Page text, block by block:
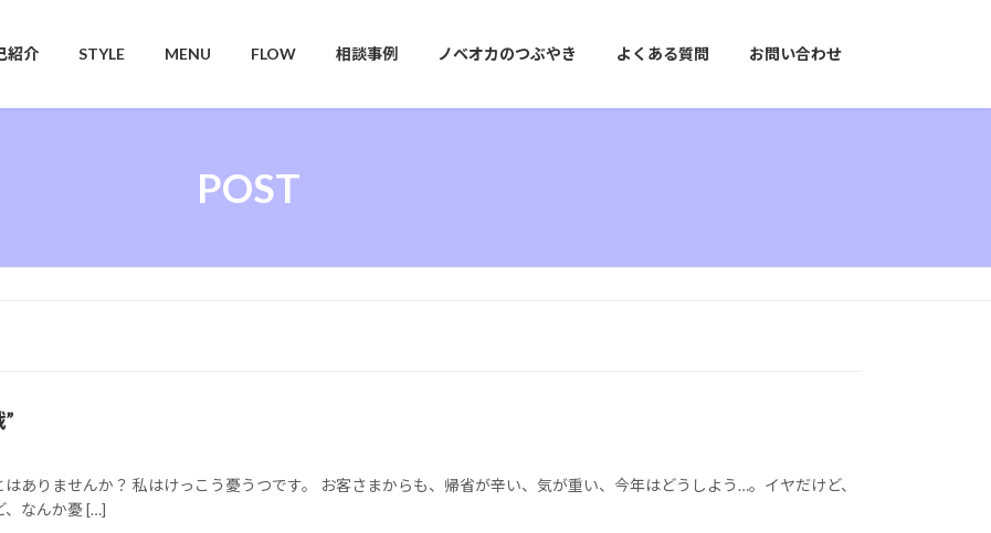
紹介 STYLE MENU FLOW 相談事例 ノベオカのつぶやき よくある質問 お問い合わせ
POST
ありませんか？ 私はけっこう憂うつです。 お客さまからも、帰省が辛い、気が重い、今年はどうしよう…。イヤだけど、
、なんか憂 […]